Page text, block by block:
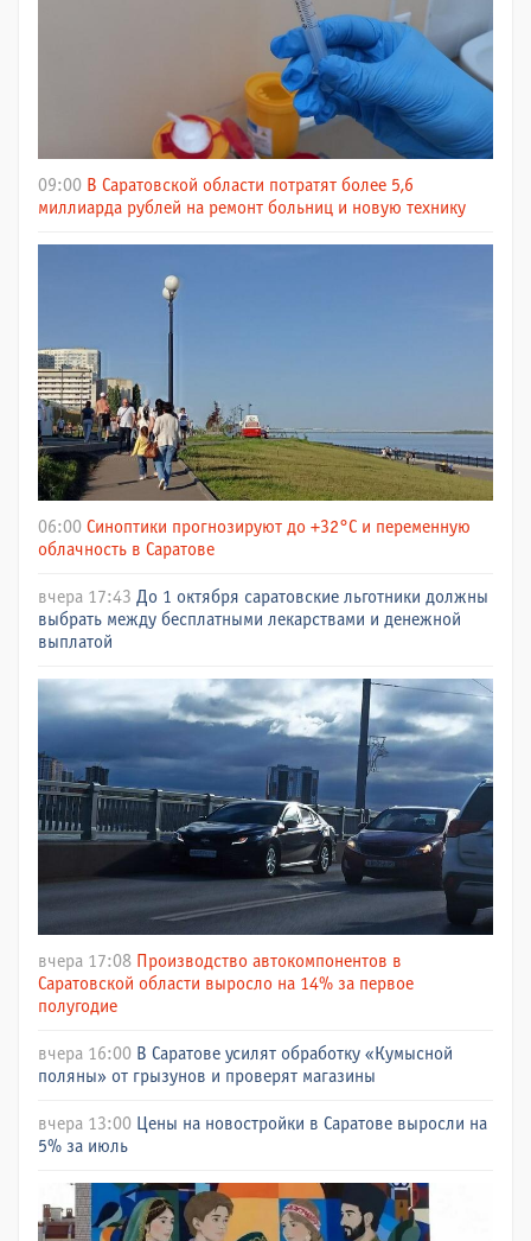
09:00 В Саратовской области потратят более 5,6
миллиарда рублей на ремонт больниц и новую технику
06:00 Синоптики прогнозируют до +32°C и переменную
облачность в Саратове
вчера 17:43 До 1 октября саратовские льготники должны
выбрать между бесплатными лекарствами и денежной
выплатой
вчера 17:08 Производство автокомпонентов в
Саратовской области выросло на 14% за первое
полугодие
вчера 16:00 В Саратове усилят обработку «Кумысной
поляны» от грызунов и проверят магазины
вчера 13:00 Цены на новостройки в Саратове выросли на
5% за июль